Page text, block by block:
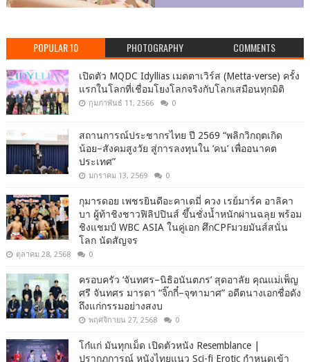
POPULAR 10 PHOTOGRAPHY COMMENTS
เปิดตัว MQDC Idyllias เมตตาเวิร์ส (Metta-verse) ครั้ง
แรกในโลกที่เชื่อมโยงโลกจริงกับโลกเสมือนทุกมิติ
กุมภาพันธ์ 11, 2566 0
สถานการณ์ประชากรไทย ปี 2569 “พลิกวิกฤตเกิด
น้อย–สังคมสูงวัย สู่การลงทุนใน ‘คน’ เพื่ออนาคต
ประเทศ”
มกราคม 13, 2569 0
กุมารดอย เพชรยินดีอะคาเดมี่ ควง เรย์มาร์ค อาลิคา
บา ผู้ท้าชิงชาวฟิลิปปินส์ ขึ้นชั่งน้ำหนักผ่านฉลุย พร้อม
ชิงแชมป์ WBC ASIA ในคู่เอก ศึกCPFมวยมันส์สนั่น
โลก นัดสัญจร
ตุลาคม 28, 2568 0
ครอบครัว ‘จันทศร–นิธิอนันตภร’ สุดอาลัย คุณแม่เพ็ญ
ศรี จันทศร มารดา “จิ๊กกี๋–จุฑามาศ” อดีตนางเอกชื่อดัง
ถึงแก่กรรมอย่างสงบ
พฤศจิกายน 27, 2568 0
โก๋แก่ มันทุกเม็ด เปิดตัวหนัง Resemblance |
ปรากฏการณ์ หนังไทยแนว Sci-fi Erotic กำหนดเข้า